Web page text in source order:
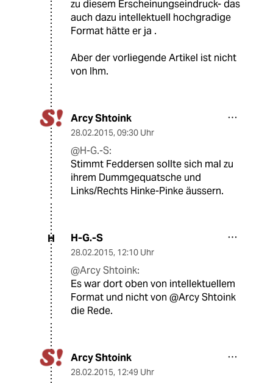
zu diesem Erscheinungseindruck- das
auch dazu intellektuell hochgradige
Format hätte er ja .
Aber der vorliegende Artikel ist nicht
von Ihm.
Arcy Shtoink
28.02.2015, 09:30 Uhr
@H-G.-S:
Stimmt Feddersen sollte sich mal zu
ihrem Dummgequatsche und
Links/Rechts Hinke-Pinke äussern.
H H-G.-S
28.02.2015, 12:10 Uhr
@Arcy Shtoink:
Es war dort oben von intellektuellem
Format und nicht von @Arcy Shtoink
die Rede.
Arcy Shtoink
28.02.2015, 12:49 Uhr